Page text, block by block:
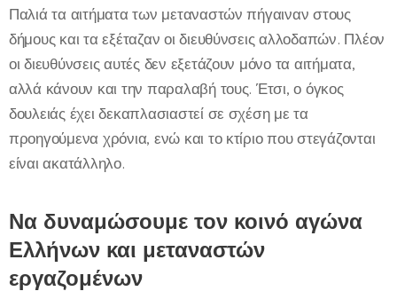
Παλιά τα αιτήματα των μεταναστών πήγαιναν στους
δήμους και τα εξέταζαν οι διευθύνσεις αλλοδαπών. Πλέον
οι διευθύνσεις αυτές δεν εξετάζουν μόνο τα αιτήματα,
αλλά κάνουν και την παραλαβή τους. Έτσι, ο όγκος
δουλειάς έχει δεκαπλασιαστεί σε σχέση με τα
προηγούμενα χρόνια, ενώ και το κτίριο που στεγάζονται
είναι ακατάλληλο.
Να δυναμώσουμε τον κοινό αγώνα
Ελλήνων και μεταναστών
εργαζομένων